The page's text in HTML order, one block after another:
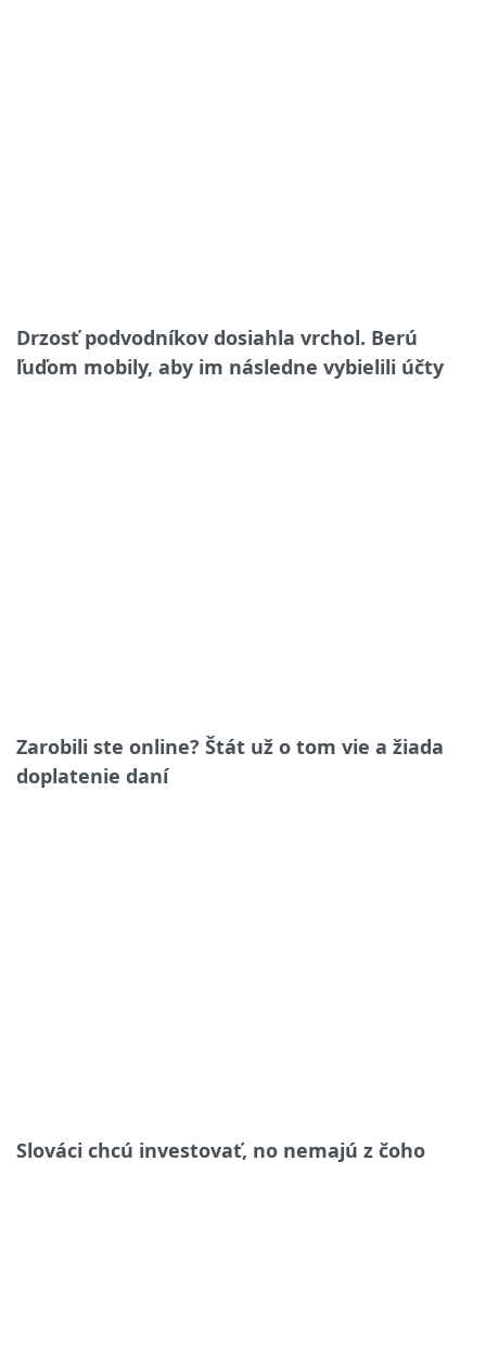
Drzosť podvodníkov dosiahla vrchol. Berú
ľuďom mobily, aby im následne vybielili účty
Zarobili ste online? Štát už o tom vie a žiada
doplatenie daní
Slováci chcú investovať, no nemajú z čoho